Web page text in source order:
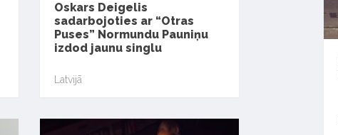
Oskars Deigelis
sadarbojoties ar “Otras
Puses” Normundu Pauniņu
izdod jaunu singlu
Latvijā